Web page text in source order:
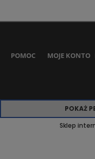
POMOC MOJE KONTO
POKAŻ
Sklep